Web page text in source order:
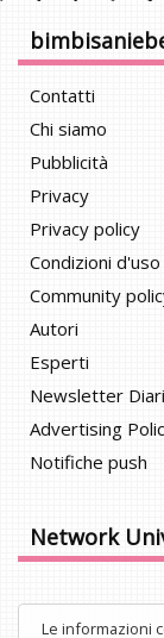
Contatti
Chi siamo
Pubblicità
Privacy
Privacy policy
Condizioni d'uso
Community
Autori
Esperti
Newsletter
Advertising
Notifiche push
Network
Le informazioni